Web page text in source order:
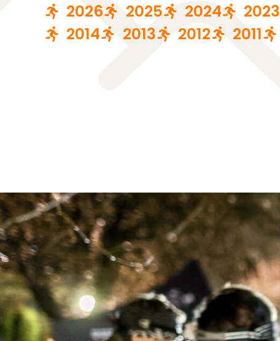
2026 2025 2024 2023
2014
2013 2012 2011